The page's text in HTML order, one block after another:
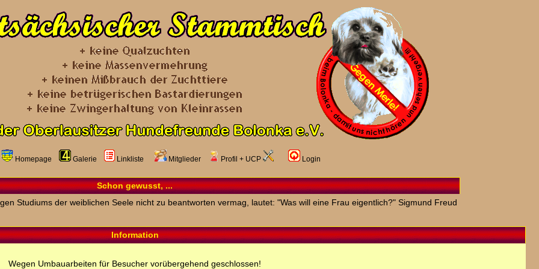
Homepage Galerie Linkliste Mitglieder Profil + UCP Login
Schon gewusst, ...
Studiums der weiblichen Seele nicht zu beantworten vermag, lautet: "Was will eine Frau eigentlich?" Sigmund Freud
Information
Wegen Umbauarbeiten für Besucher vorübergehend geschlossen!